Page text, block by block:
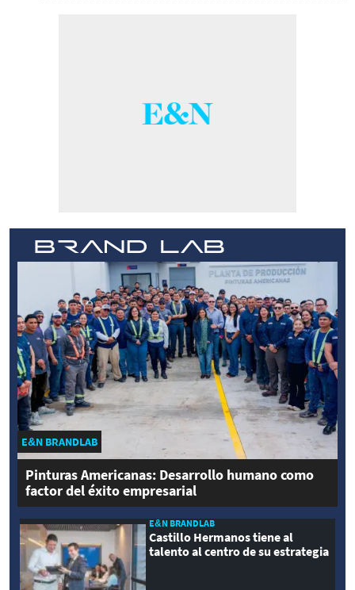
E&N BRANDLAB
Pinturas Americanas: Desarrollo humano como
factor del éxito empresarial
E&N BRANDLAB
Castillo Hermanos tiene al
talento al centro de su estrategia